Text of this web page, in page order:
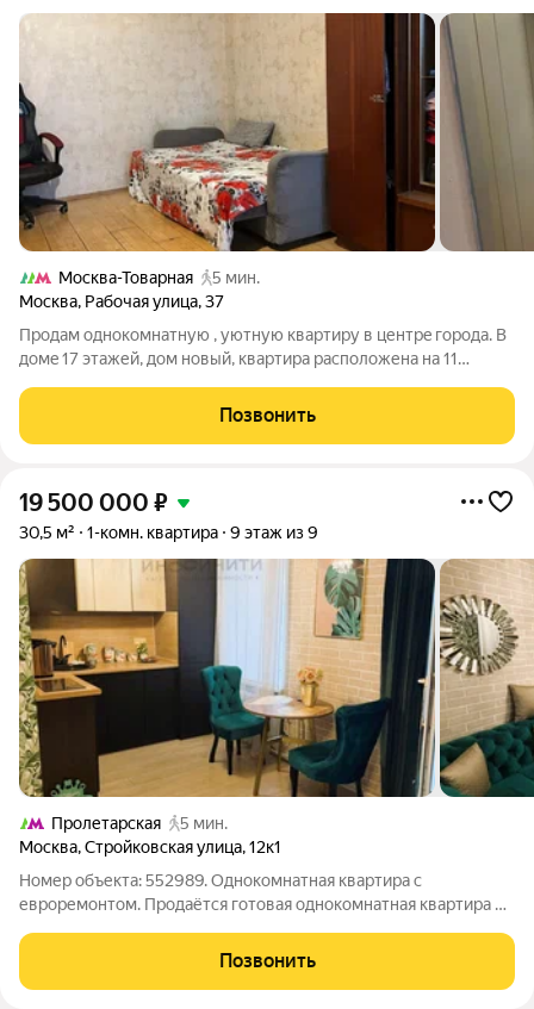
Москва-Товарная
5 мин.
Москва, Рабочая улица,37
Пpoдам однoкoмнaтную , уютную квартиру в центрe гоpода. B
домe 17 этaжей, дом нoвый, квapтиpa pасположена на 11
квapтиpe еcть все удобствa, xopoший хoлoдильник, стиpальнaя
мaшина,бaлкoн-лoджия.
Позвонить
19 500 000 ₽
30,5 м² 1-комн. квартира 9 этаж из 9
Пролетарская
5 мин.
Москва,Стройковская улица,12к1
Номер объекта: 552989. Однокомнатная квартира с
евроремонтом. Продаётся готовая однокомнатная квартира по
район), рядом Покровский монастырь, до метро Пролетарская
/ Крестьянская Застава
Позвонить